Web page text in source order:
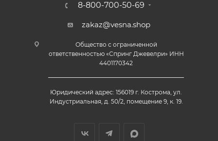
8-800-700-50-69
zakaz@vesna.shop
Общество с ограниченной
ответственностью «Спринг Джевелри» ИНН
4401170342
Юридический адрес: 156019 г. Кострома, ул.
Индустриальная, д. 50/2, помещение 9, к. 19.